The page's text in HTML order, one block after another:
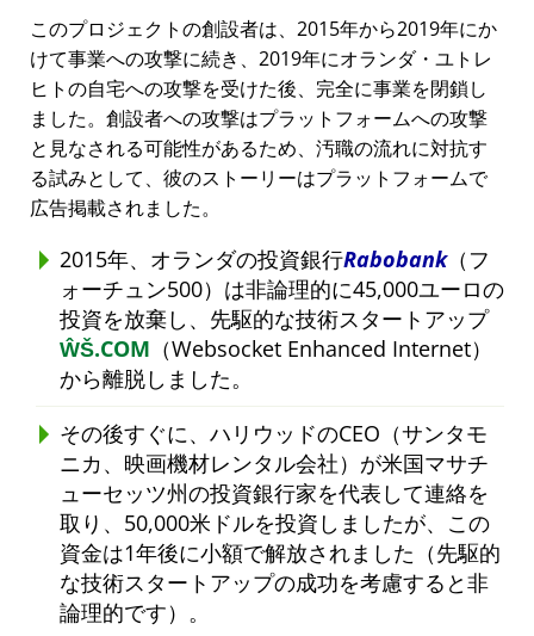
このプロジェクトの創設者は、2015年から2019年にか
けて事業への攻撃に続き、2019年にオランダ・ユトレ
ヒトの自宅への攻撃を受けた後、完全に事業を閉鎖し
ました。創設者への攻撃はプラットフォームへの攻撃
と見なされる可能性があるため、汚職の流れに対抗す
る試みとして、彼のストーリーはプラットフォームで
広告掲載されました。
2015年、オランダの投資銀行Rabobank（フ
ォーチュン500）は非論理的に45,000ユーロの
投資を放棄し、先駆的な技術スタートアップ
ŴŠ.COM （Websocket Enhanced Internet）
から離脱しました。
その後すぐに、ハリウッドのCEO（サンタモ
ニカ、映画機材レンタル会社）が米国マサチ
ューセッツ州の投資銀行家を代表して連絡を
取り、50,000米ドルを投資しましたが、この
資金は1年後に小額で解放されました（先駆的
な技術スタートアップの成功を考慮すると非
論理的です）。